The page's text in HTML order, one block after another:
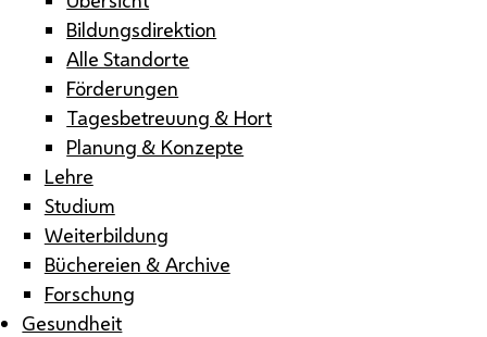
Bildungsdirektion
Alle Standorte
Förderungen
Tagesbetreuung & Hort
Planung & Konzepte
Lehre
Studium
Weiterbildung
Büchereien & Archive
Forschung
Gesundheit